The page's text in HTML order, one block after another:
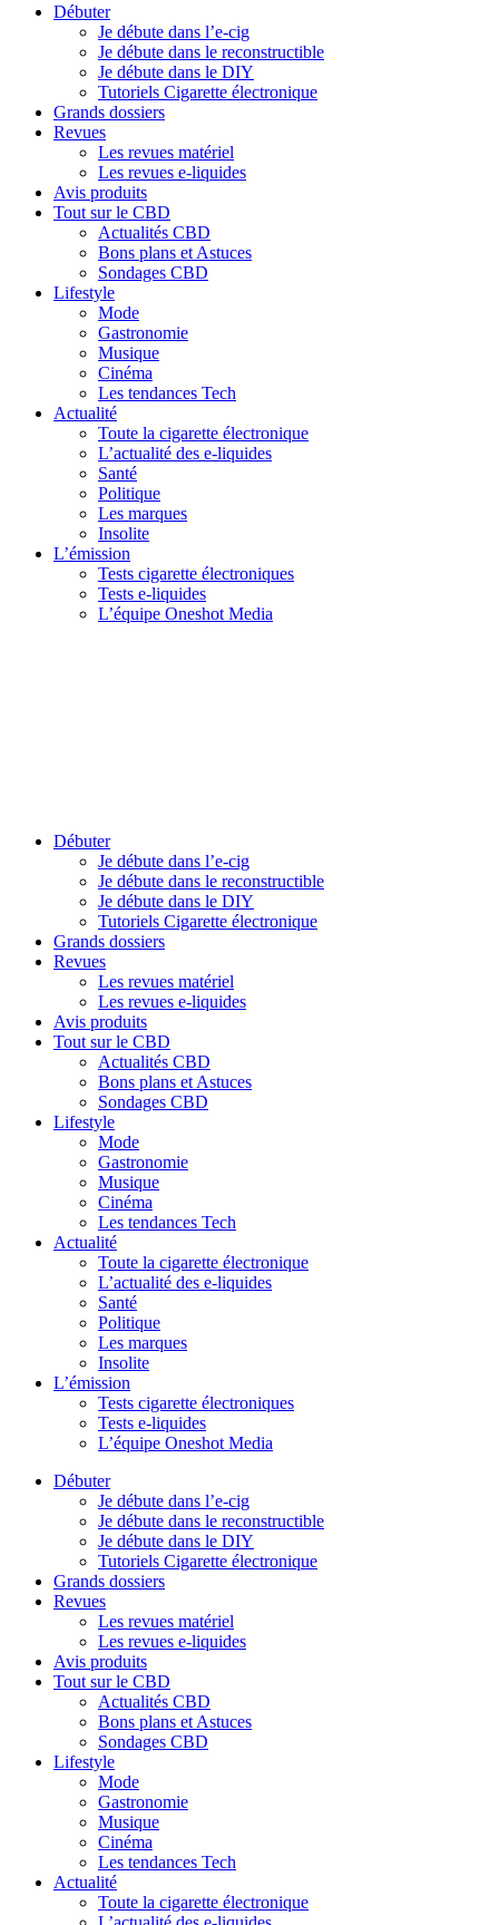
Débuter
Je débute dans l’e-cig
Je débute dans le reconstructible
Je débute dans le DIY
Tutoriels Cigarette électronique
Grands dossiers
Revues
Les revues matériel
Les revues e-liquides
Avis produits
Tout sur le CBD
Actualités CBD
Bons plans et Astuces
Sondages CBD
Lifestyle
Mode
Gastronomie
Musique
Cinéma
Les tendances Tech
Actualité
Toute la cigarette électronique
L’actualité des e-liquides
Santé
Politique
Les marques
Insolite
L’émission
Tests cigarette électroniques
Tests e-liquides
L’équipe Oneshot Media
Débuter
Je débute dans l’e-cig
Je débute dans le reconstructible
Je débute dans le DIY
Tutoriels Cigarette électronique
Grands dossiers
Revues
Les revues matériel
Les revues e-liquides
Avis produits
Tout sur le CBD
Actualités CBD
Bons plans et Astuces
Sondages CBD
Lifestyle
Mode
Gastronomie
Musique
Cinéma
Les tendances Tech
Actualité
Toute la cigarette électronique
L’actualité des e-liquides
Santé
Politique
Les marques
Insolite
L’émission
Tests cigarette électroniques
Tests e-liquides
L’équipe Oneshot Media
Débuter
Je débute dans l’e-cig
Je débute dans le reconstructible
Je débute dans le DIY
Tutoriels Cigarette électronique
Grands dossiers
Revues
Les revues matériel
Les revues e-liquides
Avis produits
Tout sur le CBD
Actualités CBD
Bons plans et Astuces
Sondages CBD
Lifestyle
Mode
Gastronomie
Musique
Cinéma
Les tendances Tech
Actualité
Toute la cigarette électronique